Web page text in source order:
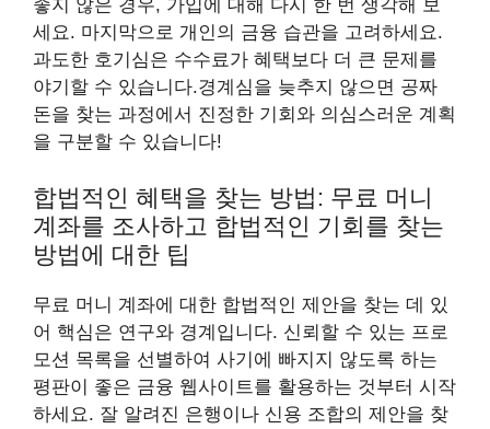
좋지 않은 경우, 가입에 대해 다시 한 번 생각해 보
세요. 마지막으로 개인의 금융 습관을 고려하세요.
과도한 호기심은 수수료가 혜택보다 더 큰 문제를
야기할 수 있습니다.경계심을 늦추지 않으면 공짜
돈을 찾는 과정에서 진정한 기회와 의심스러운 계획
을 구분할 수 있습니다!
합법적인 혜택을 찾는 방법: 무료 머니
계좌를 조사하고 합법적인 기회를 찾는
방법에 대한 팁
무료 머니 계좌에 대한 합법적인 제안을 찾는 데 있
어 핵심은 연구와 경계입니다. 신뢰할 수 있는 프로
모션 목록을 선별하여 사기에 빠지지 않도록 하는
평판이 좋은 금융 웹사이트를 활용하는 것부터 시작
하세요. 잘 알려진 은행이나 신용 조합의 제안을 찾